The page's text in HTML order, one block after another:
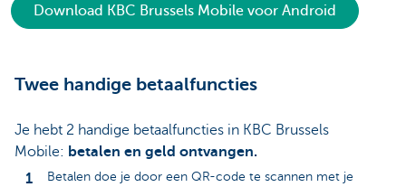
Download KBC Brussels Mobile voor Android
Twee handige betaalfuncties
Je hebt 2 handige betaalfuncties in KBC Brussels
Mobile: betalen en geld ontvangen.
Betalen doe je door een QR-code te scannen met je